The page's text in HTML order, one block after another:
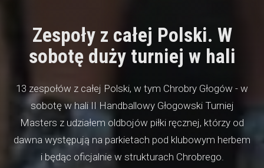
Zespoły z całej Polski. W
sobotę duży turniej w hali
13 zespołów z całej Polski, w tym Chrobry Głogów - w
sobotę w hali II Handballowy Głogowski Turniej
Masters z udziałem oldbojów piłki ręcznej, którzy od
dawna występują na parkietach pod klubowym herbem
i będąc oficjalnie w strukturach Chrobrego.